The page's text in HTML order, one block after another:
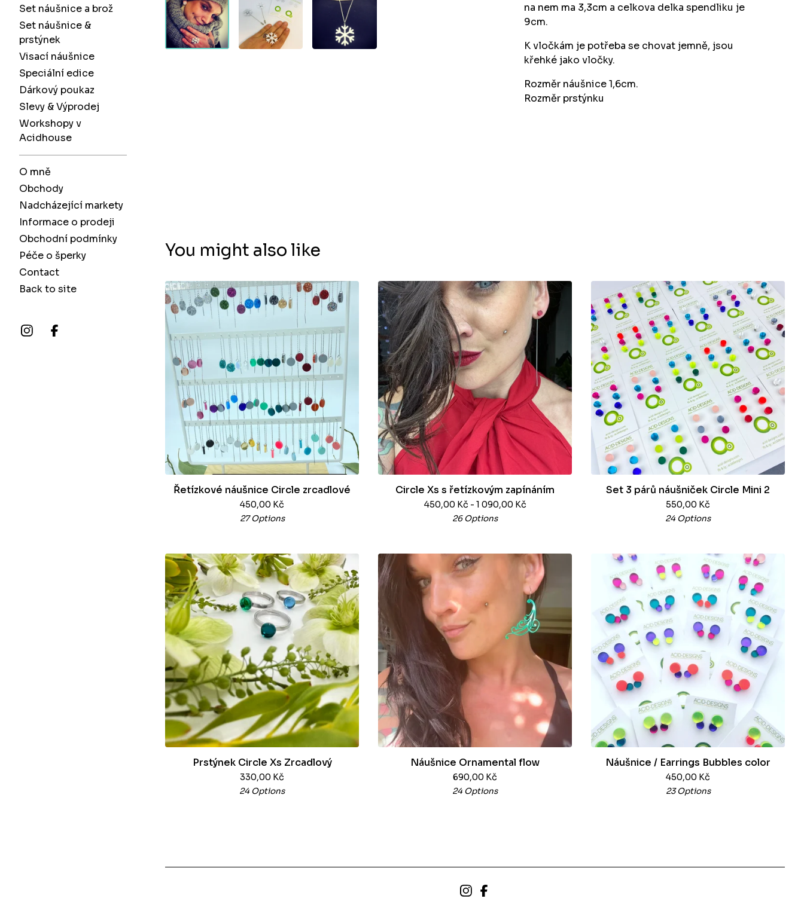
Set náušnice a brož
Set náušnice &
prstýnek
Visací náušnice
Speciální edice
Dárkový poukaz
Slevy & Výprodej
Workshopy v
Acidhouse
O mně
Obchody
Nadcházející markety
Informace o prodeji
Obchodní podmínky
Péče o šperky
Contact
Back to site
na nem ma 3,3cm a celkova delka spendliku je
9cm.
K vločkám je potřeba se chovat jemně, jsou
křehké jako vločky.
Rozměr náušnice 1,6cm.
Rozměr prstýnku
You might also like
Řetízkové náušnice Circle zrcadlové
450,00 Kč
27 Options
Circle Xs s řetízkovým zapínáním
450,00 Kč - 1 090,00 Kč
26 Options
Set 3 párů náušniček Circle Mini 2
550,00 Kč
24 Options
Prstýnek Circle Xs Zrcadlový
330,00 Kč
24 Options
Náušnice Ornamental flow
690,00 Kč
24 Options
Náušnice / Earrings Bubbles color
450,00 Kč
23 Options